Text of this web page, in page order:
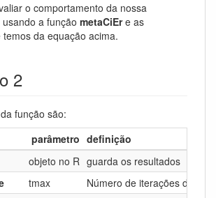
o comportamento da nossa
a função metaCiEre as
da equação acima.
2
função são:
parâmetro definição
objeto no R guarda os resultados
tmax
Número de iterações da